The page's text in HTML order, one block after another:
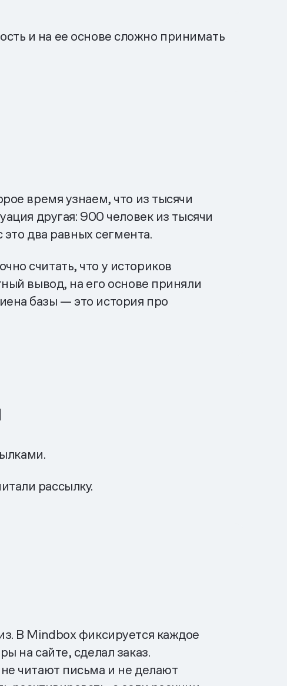
и на ее основе сложно принимать
время узнаем, что из тысячи
другая: 900 человек из тысячи
два равных сегмента.
считать, что у историков
вывод, на его основе приняли
базы — это история про
рассылку.
В Mindbox фиксируется каждое
на сайте, сделал заказ.
читают письма и не делают